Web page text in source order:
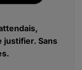
justifier. Sans